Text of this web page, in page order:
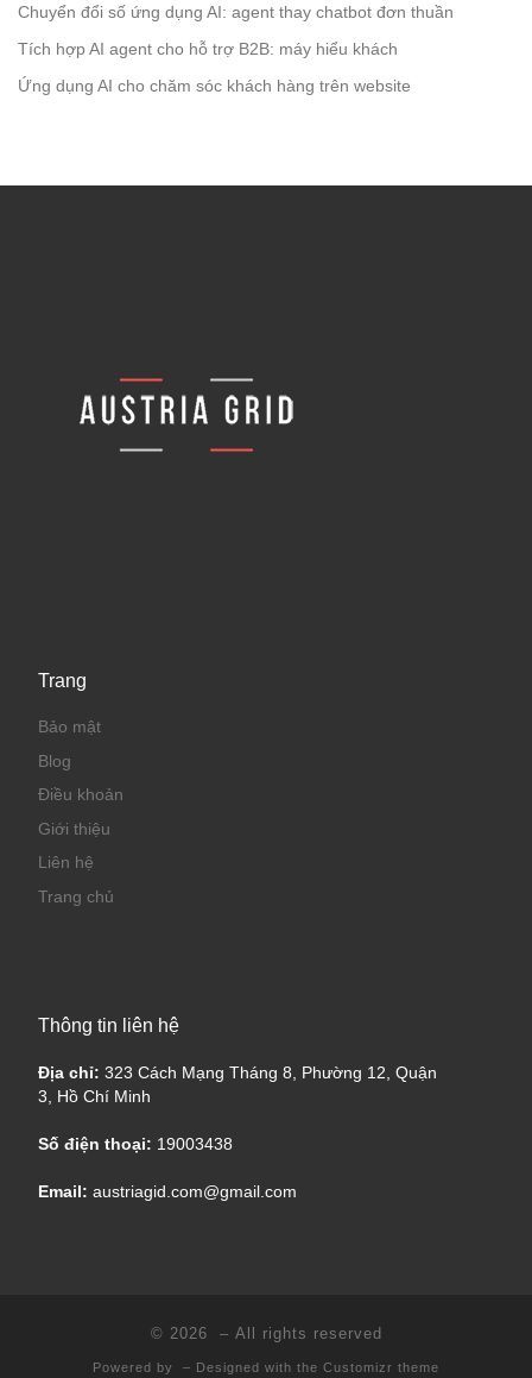
Chuyển đổi số ứng dụng AI: agent thay chatbot đơn thuần
Tích hợp AI agent cho hỗ trợ B2B: máy hiểu khách
Ứng dụng AI cho chăm sóc khách hàng trên website
Trang
Bảo mật
Blog
Điều khoản
Giới thiệu
Liên hệ
Trang chủ
Thông tin liên hệ
Địa chỉ: 323 Cách Mạng Tháng 8, Phường 12, Quận
3, Hồ Chí Minh
Số điện thoại: 19003438
Email: austriagid.com@gmail.com
© 2026 – All rights reserved
Powered by – Designed with the Customizr theme